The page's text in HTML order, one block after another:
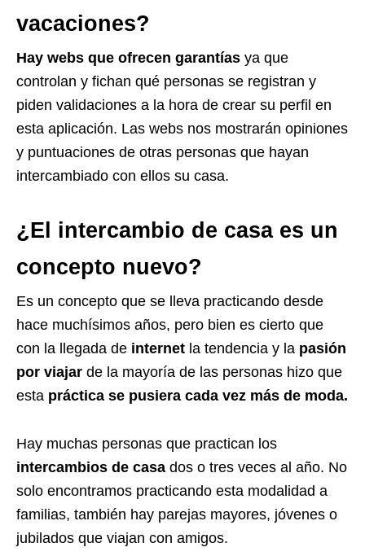
vacaciones?
Hay webs que ofrecen garantías ya que
controlan y fichan qué personas se registran y
piden validaciones a la hora de crear su perfil en
esta aplicación. Las webs nos mostrarán opiniones
y puntuaciones de otras personas que hayan
intercambiado con ellos su casa.
¿El intercambio de casa es un
concepto nuevo?
Es un concepto que se lleva practicando desde
hace muchísimos años, pero bien es cierto que
con la llegada de internet la tendencia y la pasión
por viajar de la mayoría de las personas hizo que
esta práctica se pusiera cada vez más de moda.
Hay muchas personas que practican los
intercambios de casa dos o tres veces al año. No
solo encontramos practicando esta modalidad a
familias, también hay parejas mayores, jóvenes o
jubilados que viajan con amigos.